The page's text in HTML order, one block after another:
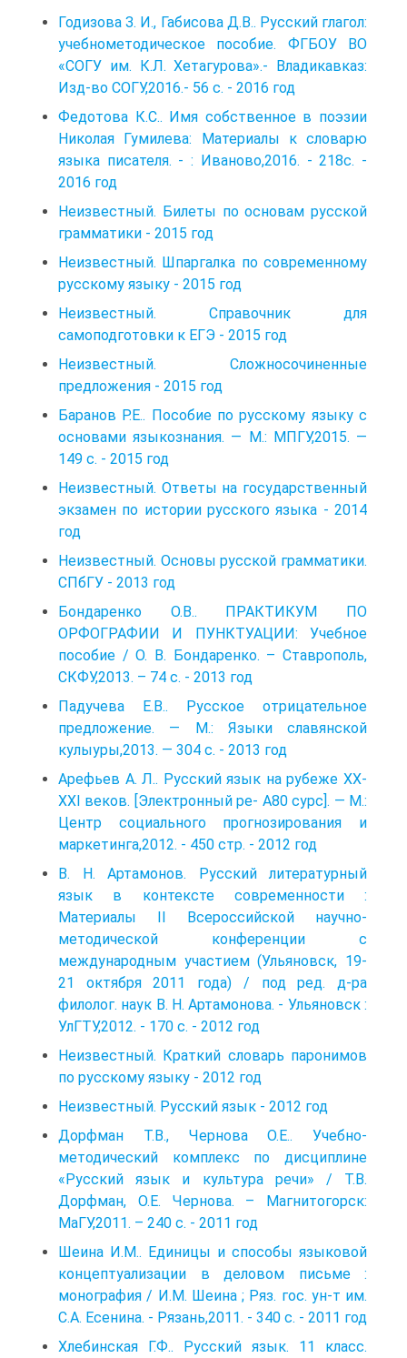
Годизова З. И., Габисова Д.В.. Русский глагол:
учебнометодическое пособие. ФГБОУ ВО
«СОГУ им. К.Л. Хетагурова».- Владикавказ:
Изд-во СОГУ,2016.- 56 с. - 2016 год
Федотова К.С.. Имя собственное в поэзии
Николая Гу­милева: Материалы к словарю
языка писателя. - : Ива­ново,2016. - 218с. -
2016 год
Неизвестный. Билеты по основам русской
грамматики - 2015 год
Неизвестный. Шпаргалка по современному
русскому языку - 2015 год
Неизвестный. Справочник для
самоподготовки к ЕГЭ - 2015 год
Неизвестный. Сложносочиненные
предложения - 2015 год
Баранов Р.Е.. Пособие по русскому языку с
основами языкознания. — М.: МПГУ,2015. —
149 с. - 2015 год
Неизвестный. Ответы на государственный
экзамен по истории русского языка - 2014
год
Неизвестный. Основы русской грамматики.
СПбГУ - 2013 год
Бондаренко О.В.. ПРАКТИКУМ ПО
ОРФОГРАФИИ И ПУНКТУАЦИИ: Учебное
пособие / О. В. Бондаренко. – Ставрополь,
СКФУ,2013. – 74 с. - 2013 год
Падучева Е.В.. Русское отрицательное
предложение. — М.: Языки славянской
кулыуры,2013. — 304 с. - 2013 год
Арефьев А. Л.. Русский язык на рубеже XX-
XXI веков. [Электронный ре- А80 сурс]. — М.:
Центр социального прогнозирования и
маркетинга,2012. - 450 стр. - 2012 год
В. Н. Артамонов. Русский литературный
язык в контексте современности :
Материалы II Всероссийской научно-
методической конференции с
международным участием (Ульяновск, 19-
21 октября 2011 года) / под ред. д-ра
филолог. наук В. Н. Артамонова. - Ульяновск :
УлГТУ,2012. - 170 с. - 2012 год
Неизвестный. Краткий словарь паронимов
по русскому языку - 2012 год
Неизвестный. Русский язык - 2012 год
Дорфман Т.В., Чернова О.Е.. Учебно-
методический комплекс по дисциплине
«Русский язык и культура речи» / Т.В.
Дорфман, О.Е. Чернова. – Магнитогорск:
МаГУ,2011. – 240 с. - 2011 год
Шеина И.М.. Единицы и способы языковой
концептуализации в деловом письме :
монография / И.М. Шеина ; Ряз. гос. ун-т им.
С.А. Есенина. - Рязань,2011. - 340 с. - 2011 год
Хлебинская Г.Ф.. Русский язык. 11 класс.